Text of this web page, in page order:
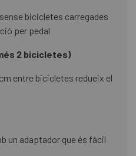
bicicletes carregades
per pedal
2 bicicletes)
entre bicicletes redueix el
un adaptador que és fàcil